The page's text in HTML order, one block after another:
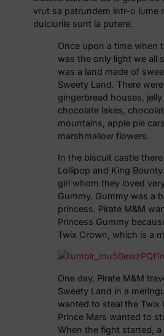
vrut sa patrundem intr-o lume
dulciurile sunt la putere.
Once upon a time when
was the only light we all
was a land made of
Sweety Land. There
gingerbread houses,
chocolate lakes,
mountains, apple pie
marshmallow flowers.
In the biscuit castle
Lollipop and King
girl whom they loved
Gummy. Gummy was a
princess. Pirate M&M
Princess Gummy
Twix Crown, which is a
One day, Pirate M&M
Sweety Land in a
wanted to steal the Twix
Prince Mars wanted to
When the fight started, a